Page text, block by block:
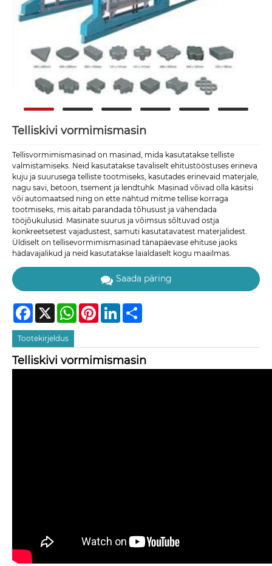
Telliskivi vormimismasin
Tellisvormimismasinad on masinad, mida kasutatakse telliste
valmistamiseks. Neid kasutatakse tavaliselt ehitustööstuses erineva
kuju ja suurusega telliste tootmiseks, kasutades erinevaid materjale,
nagu savi, betoon, tsement ja lendtuhk. Masinad võivad olla käsitsi
või automaatsed ning on ette nähtud mitme tellise korraga
tootmiseks, mis aitab parandada tõhusust ja vähendada
tööjõukulusid. Masinate suurus ja võimsus sõltuvad ostja
konkreetsetest vajadustest, samuti kasutatavatest materjalidest.
Üldiselt on tellisevormimismasinad tänapäevase ehituse jaoks
hädavajalikud ja neid kasutatakse laialdaselt kogu maailmas.
Saada päring
Facebook
X WhatsAppPinterestLinkedIn
Tootekirjeldus
Telliskivi vormimismasin